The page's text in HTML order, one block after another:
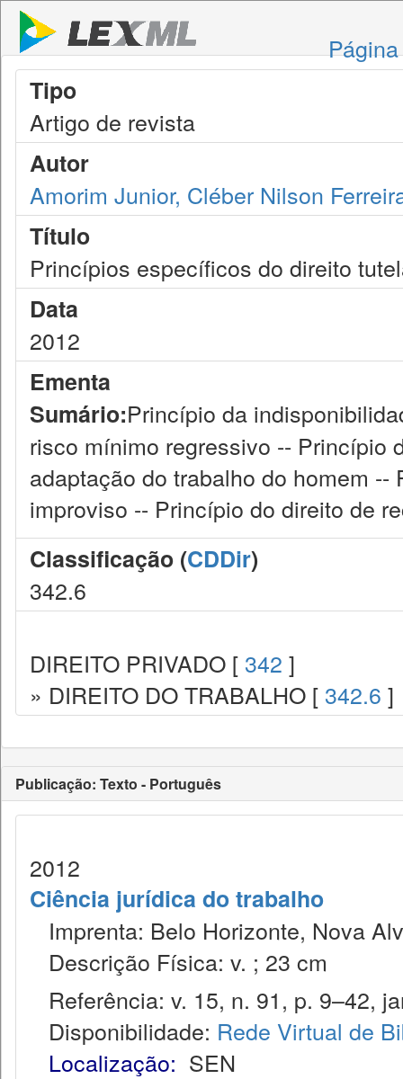
Tipo
Artigo de revista
Autor
Amorim Junior, Cléber Nilson
Título
Princípios específicos do direito
Data
2012
Ementa
Sumário:Princípio da
risco mínimo regressivo -- Princípio
adaptação do trabalho do homem
improviso -- Princípio do direito de
Classificação (CDDir)
342.6
DIREITO PRIVADO [ 342 ]
» DIREITO DO TRABALHO [ 342.6 ]
Publicação: Texto - Português
2012
Ciência jurídica do trabalho
Imprenta: Belo Horizonte, Nova
Descrição Física: v. ; 23 cm
Referência: v. 15, n. 91, p. 9–42,
Disponibilidade: Rede Virtual de
Localização: SEN